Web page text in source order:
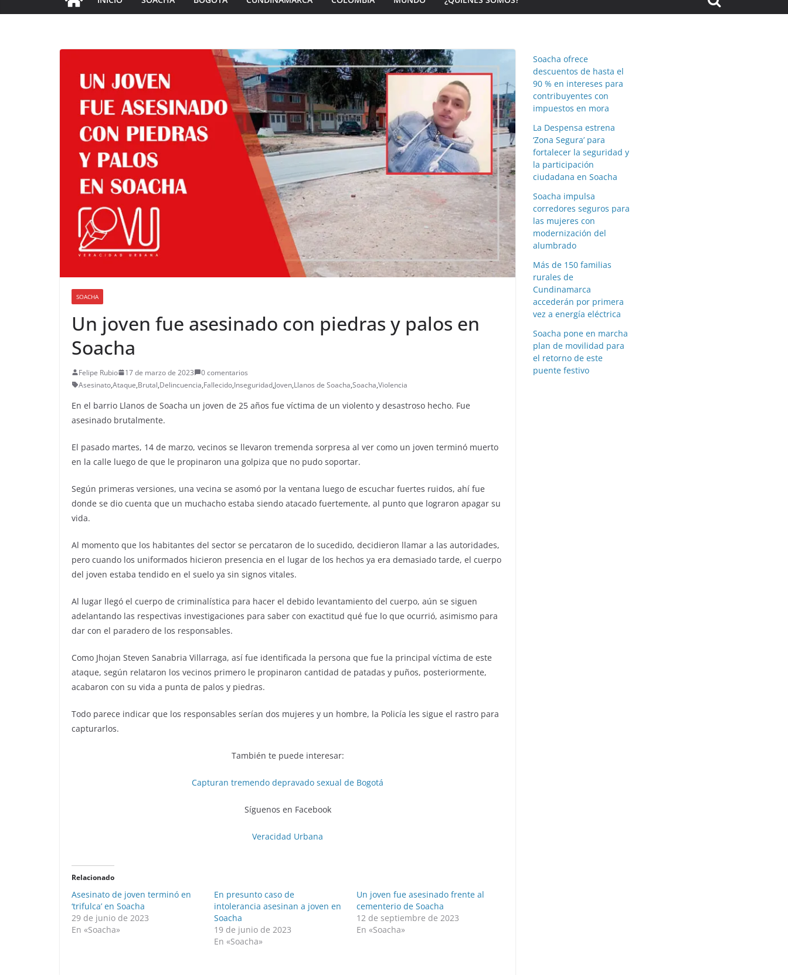
SOACHA
Un joven fue asesinado con piedras y palos en
Soacha
Felipe Rubio 17 de marzo de 2023
0 comentarios
Asesinato,Ataque,Brutal,Delincuencia,Fallecido,Inseguridad,Joven,Llanos de Soacha,Soacha,Violencia
En el barrio Llanos de Soacha un joven de 25 años fue víctima de un violento y desastroso hecho. Fue
asesinado brutalmente.
El pasado martes, 14 de marzo, vecinos se llevaron tremenda sorpresa al ver como un joven terminó muerto
en la calle luego de que le propinaron una golpiza que no pudo soportar.
Según primeras versiones, una vecina se asomó por la ventana luego de escuchar fuertes ruidos, ahí fue
donde se dio cuenta que un muchacho estaba siendo atacado fuertemente, al punto que lograron apagar su
vida.
Al momento que los habitantes del sector se percataron de lo sucedido, decidieron llamar a las autoridades,
pero cuando los uniformados hicieron presencia en el lugar de los hechos ya era demasiado tarde, el cuerpo
del joven estaba tendido en el suelo ya sin signos vitales.
Al lugar llegó el cuerpo de criminalística para hacer el debido levantamiento del cuerpo, aún se siguen
adelantando las respectivas investigaciones para saber con exactitud qué fue lo que ocurrió, asimismo para
dar con el paradero de los responsables.
Como Jhojan Steven Sanabria Villarraga, así fue identificada la persona que fue la principal víctima de este
ataque, según relataron los vecinos primero le propinaron cantidad de patadas y puños, posteriormente,
acabaron con su vida a punta de palos y piedras.
Todo parece indicar que los responsables serían dos mujeres y un hombre, la Policía les sigue el rastro para
capturarlos.
También te puede interesar:
Capturan tremendo depravado sexual de Bogotá
Síguenos en Facebook
Veracidad Urbana
Relacionado
Asesinato de joven terminó en
‘trifulca’ en Soacha
29 de junio de 2023
En «Soacha»
En presunto caso de
intolerancia asesinan a joven en
Soacha
19 de junio de 2023
En «Soacha»
Un joven fue asesinado frente al
cementerio de Soacha
12 de septiembre de 2023
En «Soacha»
Soacha ofrece
descuentos de hasta el
90 % en intereses para
contribuyentes con
impuestos en mora
La Despensa estrena
‘Zona Segura’ para
fortalecer la seguridad y
la participación
ciudadana en Soacha
Soacha impulsa
corredores seguros para
las mujeres con
modernización del
alumbrado
Más de 150 familias
rurales de
Cundinamarca
accederán por primera
vez a energía eléctrica
Soacha pone en marcha
plan de movilidad para
el retorno de este
puente festivo